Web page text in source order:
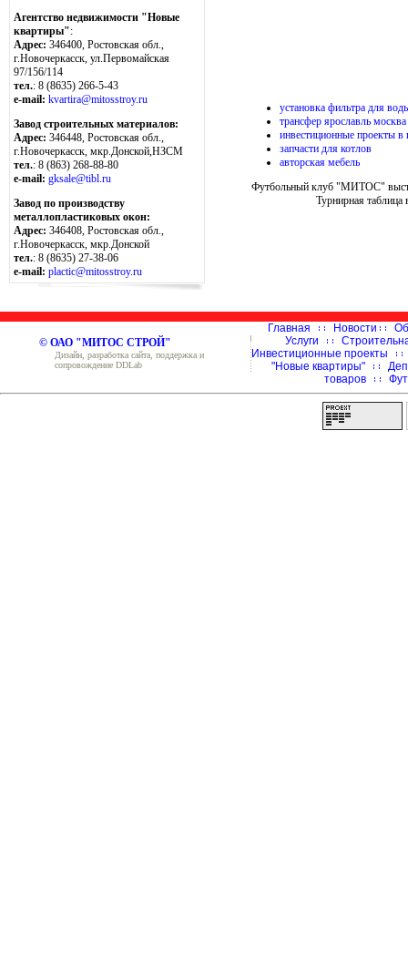
Агентство недвижимости "Новые
квартиры":
Адрес: 346400, Ростовская обл.,
г.Новочеркасск, ул.Первомайская
97/156/114
тел.: 8 (8635) 266-5-43
e-mail: kvartira@mitosstroy.ru
Завод строительных материалов:
Адрес: 346448, Ростовская обл.,
г.Новочеркасск, мкр.Донской,НЗСМ
тел.: 8 (863) 268-88-80
e-mail: gksale@tibl.ru
Завод по производству
металлопластиковых окон:
Адрес: 346408, Ростовская обл.,
г.Новочеркасск, мкр.Донской
тел.: 8 (8635) 27-38-06
e-mail: plactic@mitosstroy.ru
установка фильтра для
трансфер ярославль москва
инвестиционные проекты в
запчасти для котлов
авторская мебель
Футбольный клуб "МИТОС"
Турнирная таблица
© ОАО "МИТОС СТРОЙ"
Дизайн, разработка сайта, поддержка и
сопровождение DDLab
Главная Новости
Услуги
Инвестиционные проекты
"Новые квартиры"
товаров